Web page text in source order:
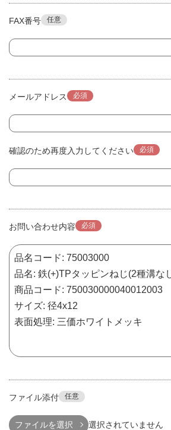
FAX番号 任意
メールアドレス 必須
確認のため再度入力してください 必須
お問い合わせ内容 必須
ファイル添付 任意
ファイルを選択 選択されていません